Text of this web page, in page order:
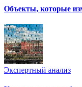
Объекты, которые
Экспертный анализ